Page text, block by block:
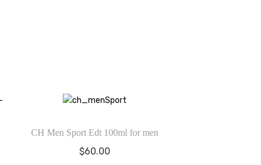
CH Men Sport Edt 100ml for men
$60.00